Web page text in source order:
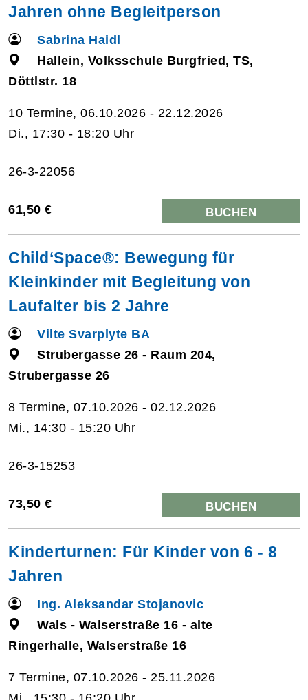
Jahren ohne Begleitperson
Sabrina Haidl
Hallein, Volksschule Burgfried, TS,
Döttlstr. 18
10 Termine, 06.10.2026 - 22.12.2026
Di., 17:30 - 18:20 Uhr
26-3-22056
61,50 € BUCHEN
Child‘Space®: Bewegung für
Kleinkinder mit Begleitung von
Laufalter bis 2 Jahre
Vilte Svarplyte BA
Strubergasse 26 - Raum 204,
Strubergasse 26
8 Termine, 07.10.2026 - 02.12.2026
Mi., 14:30 - 15:20 Uhr
26-3-15253
73,50 € BUCHEN
Kinderturnen: Für Kinder von 6 - 8
Jahren
Ing. Aleksandar Stojanovic
Wals - Walserstraße 16 - alte
Ringerhalle, Walserstraße 16
7 Termine, 07.10.2026 - 25.11.2026